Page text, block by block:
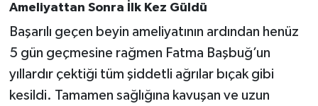
Ameliyattan Sonra İlk Kez Güldü
Başarılı geçen beyin ameliyatının ardından henüz
5 gün geçmesine rağmen Fatma Başbuğ’un
yıllardır çektiği tüm şiddetli ağrılar bıçak gibi
kesildi. Tamamen sağlığına kavuşan ve uzun